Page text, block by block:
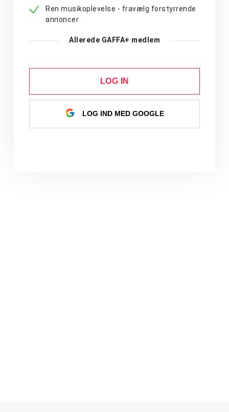
Ren musikoplevelse - fravælg forstyrrende
annoncer
Allerede GAFFA+ medlem
LOG IN
LOG IND MED GOOGLE